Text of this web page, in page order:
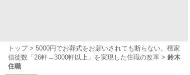
トップ
5000円でお葬式をお願いされても断らない。檀家
信徒数「26軒→3000軒以上」を実現した住職の改革
鈴木
住職